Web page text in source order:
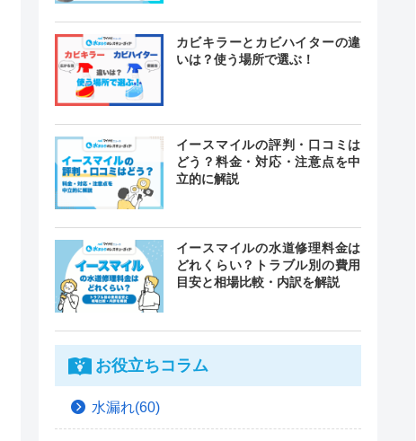
カビキラーとカビハイターの違
いは？使う場所で選ぶ！
イースマイルの評判・口コミは
どう？料金・対応・注意点を中
立的に解説
イースマイルの水道修理料金は
どれくらい？トラブル別の費用
目安と相場比較・内訳を解説
お役立ちコラム
水漏れ(60)